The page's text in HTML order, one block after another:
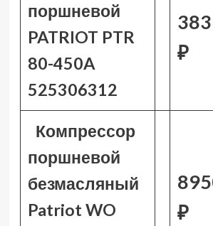
поршневой
PATRIOT PTR
80-450A
525306312
₽
Компрессор
поршневой
безмасляный
Patriot WO
₽